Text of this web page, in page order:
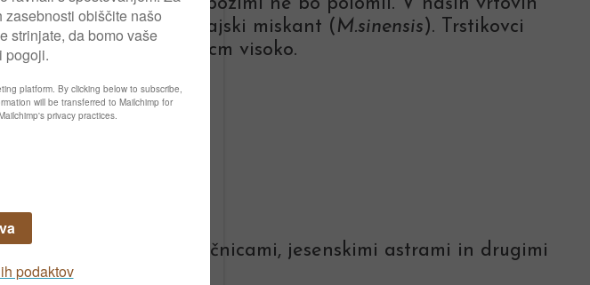
največkrat najdemo kitajski miskant ( M.sinensis). Trstikovci
zrastejo od 120 do 250 cm visoko.
dresnijo, gavrami, sončnicami, jesenskimi astrami in drugimi